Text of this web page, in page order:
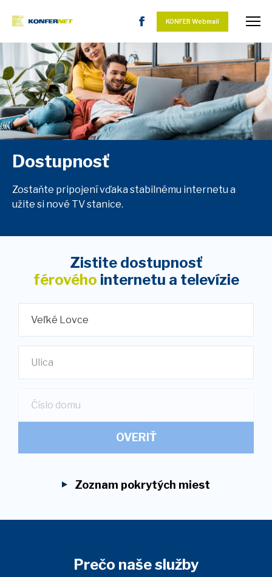
KONFER Webmail
Dostupnosť
Zostaňte pripojení vďaka stabilnému internetu a
užite si nové TV stanice.
Zistite dostupnosť
férového internetu a televízie
Veľké Lovce
Ulica
OVERIŤ
Zoznam pokrytých miest
Prečo naše služby